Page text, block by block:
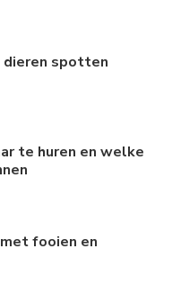
dieren spotten
te huren en welke
fooien en